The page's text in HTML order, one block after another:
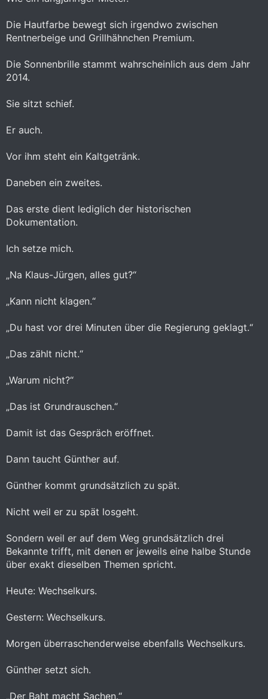
Die Hautfarbe bewegt sich irgendwo zwischen
Rentnerbeige und Grillhähnchen Premium.
Die Sonnenbrille stammt wahrscheinlich aus dem Jahr
2014.
Sie sitzt schief.
Er auch.
Vor ihm steht ein Kaltgetränk.
Daneben ein zweites.
Das erste dient lediglich der historischen
Dokumentation.
Ich setze mich.
„Na Klaus-Jürgen, alles gut?“
„Kann nicht klagen.“
„Du hast vor drei Minuten über die Regierung geklagt.“
„Das zählt nicht.“
„Warum nicht?“
„Das ist Grundrauschen.“
Damit ist das Gespräch eröffnet.
Dann taucht Günther auf.
Günther kommt grundsätzlich zu spät.
Nicht weil er zu spät losgeht.
Sondern weil er auf dem Weg grundsätzlich drei
Bekannte trifft, mit denen er jeweils eine halbe Stunde
über exakt dieselben Themen spricht.
Heute: Wechselkurs.
Gestern: Wechselkurs.
Morgen überraschenderweise ebenfalls Wechselkurs.
Günther setzt sich.
„Der Baht macht Sachen.“